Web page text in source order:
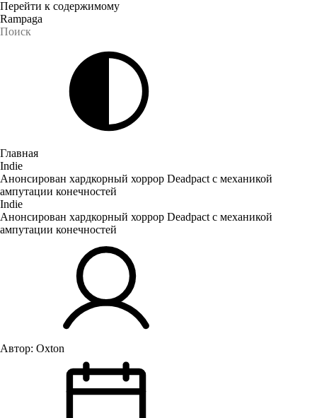
Перейти к содержимому
Rampaga
Главная
Indie
Анонсирован хардкорный хоррор Deadpact с механикой
ампутации конечностей
Indie
Анонсирован хардкорный хоррор Deadpact с механикой
ампутации конечностей
Автор: Oxton